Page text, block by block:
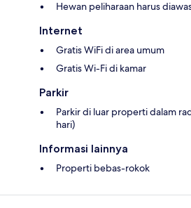
Hewan peliharaan harus
Internet
Gratis WiFi di area umum
Gratis Wi-Fi di kamar
Parkir
Parkir di luar properti dalam
hari)
Informasi lainnya
Properti bebas-rokok